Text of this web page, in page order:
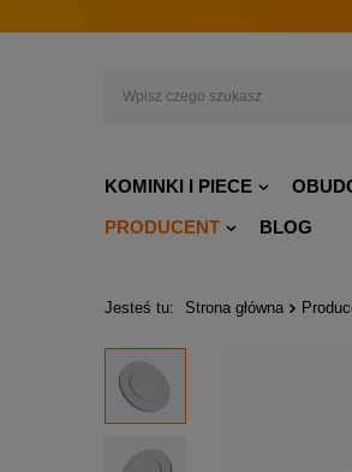
KOMINKI I PIECE
PRODUCENT
BLOG
Jesteś tu: Strona główna